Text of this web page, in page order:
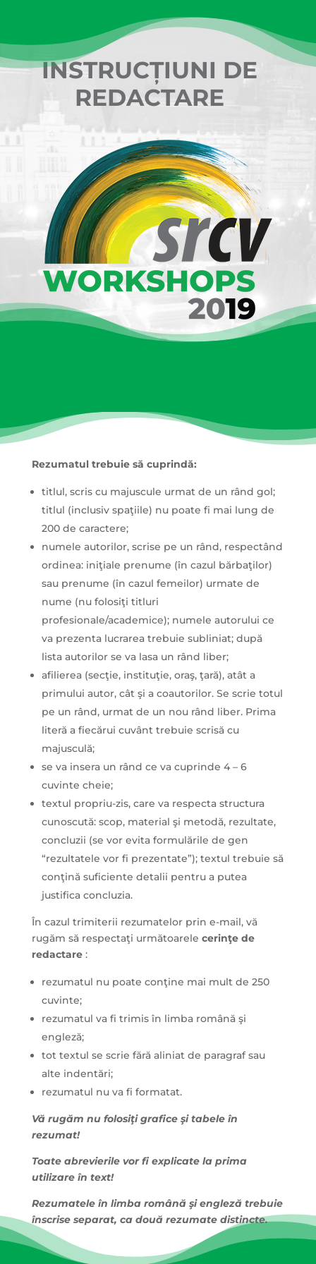
INSTRUCȚIUNI DE
REDACTARE
Rezumatul trebuie să cuprindă:
titlul, scris cu majuscule urmat de un rând gol;
titlul (inclusiv spaţiile) nu poate fi mai lung de
200 de caractere;
numele autorilor, scrise pe un rând, respectând
ordinea: iniţiale prenume (în cazul bărbaţilor)
sau prenume (în cazul femeilor) urmate de
nume (nu folosiţi titluri
profesionale/academice); numele autorului ce
va prezenta lucrarea trebuie subliniat; după
lista autorilor se va lasa un rând liber;
afilierea (secţie, instituţie, oraş, ţară), atât a
primului autor, cât şi a coautorilor. Se scrie totul
pe un rând, urmat de un nou rând liber. Prima
literă a fiecărui cuvânt trebuie scrisă cu
majusculă;
se va insera un rând ce va cuprinde 4 – 6
cuvinte cheie;
textul propriu-zis, care va respecta structura
cunoscută: scop, material şi metodă, rezultate,
concluzii (se vor evita formulările de gen
“rezultatele vor fi prezentate”); textul trebuie să
conţină suficiente detalii pentru a putea
justifica concluzia.
În cazul trimiterii rezumatelor prin e-mail, vă
rugăm să respectaţi următoarele cerinţe de
redactare:
rezumatul nu poate conţine mai mult de 250
cuvinte;
rezumatul va fi trimis în limba română şi
engleză;
tot textul se scrie fără aliniat de paragraf sau
alte indentări;
rezumatul nu va fi formatat.
Vă rugăm nu folosiţi grafice şi tabele în
rezumat!
Toate abrevierile vor fi explicate la prima
utilizare în text!
Rezumatele în limba română şi engleză trebuie
înscrise separat, ca două rezumate distincte.